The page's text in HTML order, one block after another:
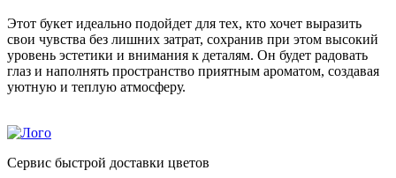
Этот букет идеально подойдет для тех, кто хочет выразить
свои чувства без лишних затрат, сохранив при этом высокий
уровень эстетики и внимания к деталям. Он будет радовать
глаз и наполнять пространство приятным ароматом, создавая
уютную и теплую атмосферу.
Сервис быстрой доставки цветов